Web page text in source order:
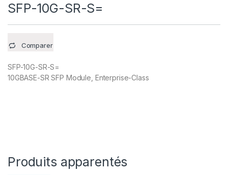
SFP-10G-SR-S=
Comparer
SFP-10G-SR-S=
10GBASE-SR SFP Module, Enterprise-Class
Produits apparentés